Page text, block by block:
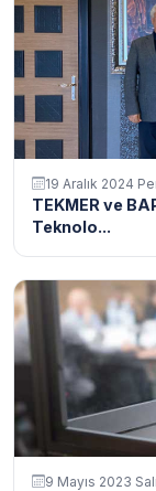
19 Aralık 2024
TEKMER ve
Teknolo...
9 Mayıs 2023 Salı